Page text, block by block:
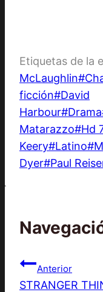
Etiquetas de la
McLaughlin#
ficción#David
Harbour#Drama
Matarazzo#Hd
Keery#Latino#
Dyer#Paul
Anterior
STRANGER